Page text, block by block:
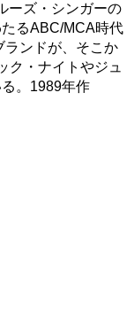
ーズ・シンガーの
るABC/MCA時代
ランドが、そこか
ク・ナイトやジュ
。1989年作